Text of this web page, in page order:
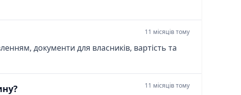
11 місяців тому
документи для власників, вартість та
11 місяців тому